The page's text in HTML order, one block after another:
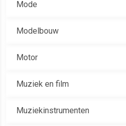
Mode
Modelbouw
Motor
Muziek en film
Muziekinstrumenten